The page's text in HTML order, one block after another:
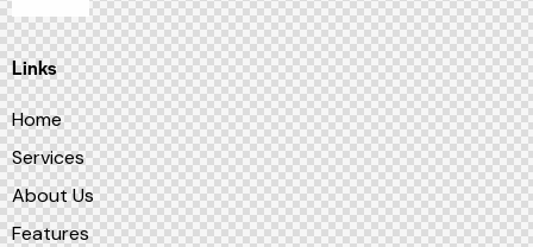
Links
Home
Services
About Us
Features